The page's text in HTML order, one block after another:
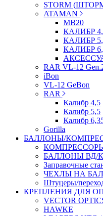
STORM
ATAMAN
МВ20
КАЛИБР
КАЛИБР
КАЛИБР
RAR VL-12
iBon
VL-12 GeBon
RAR
Калибр 4,5
Калибр 5,5
Калибр
Gorilla
БАЛЛОНЫ/
БАЛЛОНЫ ВД/
Заправочные
ЧЕХЛЫ НА
Штуцеры/
КРЕПЛЕНИЯ ДЛЯ
VECTOR
HAWKE